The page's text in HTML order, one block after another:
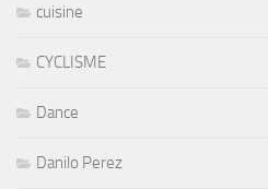
cuisine
CYCLISME
Dance
Danilo Perez